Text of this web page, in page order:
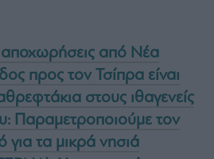
αποχωρήσεις από Νέα
προς τον Τσίπρα είναι
στους ιθαγενείς
Παραμετροποιούμε τον
τα μικρά νησιά